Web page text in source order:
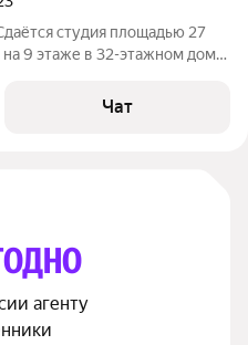
студия площадью 27
9 этаже в 32-этажном доме
Чат
агенту